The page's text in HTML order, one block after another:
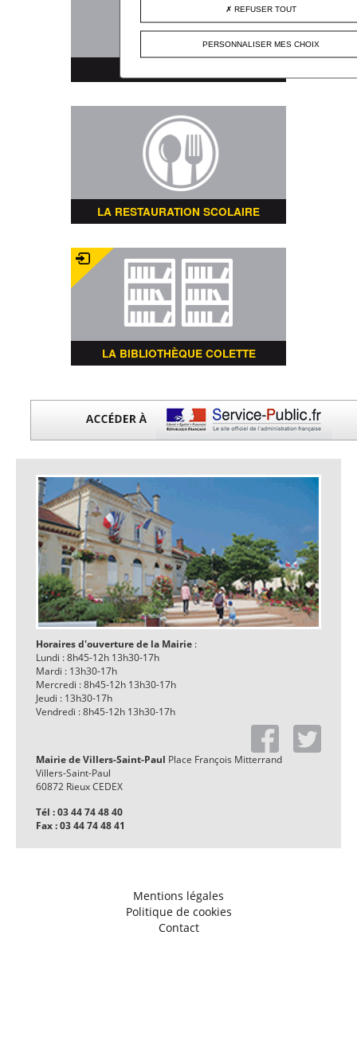
LA RESTAURATION SCOLAIRE
LA BIBLIOTHÈQUE COLETTE
Horaires d'ouverture de la Mairie :
Lundi : 8h45-12h 13h30-17h
Mardi : 13h30-17h
Mercredi : 8h45-12h 13h30-17h
Jeudi : 13h30-17h
Vendredi : 8h45-12h 13h30-17h
Mairie de Villers-Saint-Paul Place François Mitterrand
Villers-Saint-Paul
60872 Rieux CEDEX
Tél : 03 44 74 48 40
Fax : 03 44 74 48 41
Mentions légales
Politique de cookies
Contact
REFUSER TOUT
PERSONNALISER MES CHOIX